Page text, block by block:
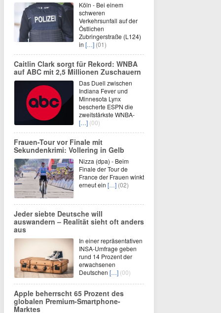
Köln - Bei einem
schweren
Verkehrsunfall auf der
Östlichen
Zubringerstraße (L124)
in […] (01)
Caitlin Clark sorgt für Rekord: WNBA
auf ABC mit 2,5 Millionen Zuschauern
Das Duell zwischen
Indiana Fever und
Minnesota Lynx
bescherte ESPN die
zweitstärkste WNBA-
[…] (00)
Frauen-Tour vor Finale mit
Sekundenkrimi: Vollering in Gelb
Nizza (dpa) - Beim
Finale der Tour de
France der Frauen winkt
erneut ein […] (02)
Jeder siebte Deutsche will
auswandern – Realität sieht oft anders
aus
In einer repräsentativen
INSA-Umfrage geben
rund 14 Prozent der
erwachsenen
Deutschen […] (00)
Apple beherrscht 65 Prozent des
globalen Premium-Smartphone-
Marktes